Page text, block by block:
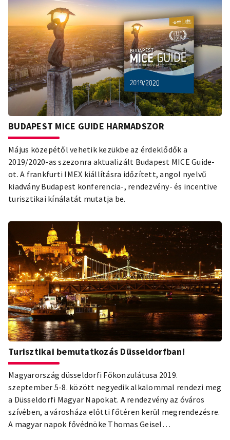
is jelenti, hogy új júliusi rekord született. A BFTK elemzése
következik.
BUDAPEST MICE GUIDE HARMADSZOR
Május közepétől vehetik kezükbe az érdeklődők a
2019/2020-as szezonra aktualizált Budapest MICE Guide-
ot. A frankfurti IMEX kiállításra időzített, angol nyelvű
kiadvány Budapest konferencia-, rendezvény- és incentive
turisztikai kínálatát mutatja be.
Turisztikai bemutatkozás Düsseldorfban!
Magyarország düsseldorfi Főkonzulátusa 2019.
szeptember 5-8. között negyedik alkalommal rendezi meg
a Düsseldorfi Magyar Napokat. A rendezvény az óváros
szívében, a városháza előtti főtéren kerül megrendezésre.
A magyar napok fővédnöke Thomas Geisel